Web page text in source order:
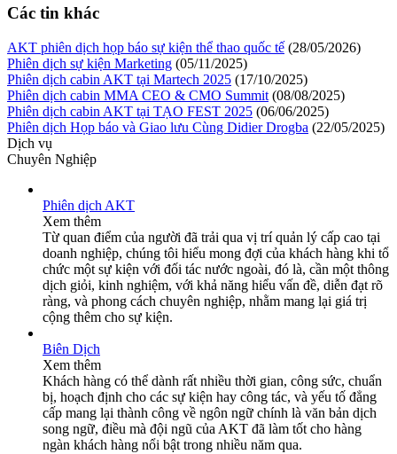
Các tin khác
AKT phiên dịch họp báo sự kiện thể thao quốc tế (28/05/2026)
Phiên dịch sự kiện Marketing (05/11/2025)
Phiên dịch cabin AKT tại Martech 2025 (17/10/2025)
Phiên dịch cabin MMA CEO & CMO Summit (08/08/2025)
Phiên dịch cabin AKT tại TẠO FEST 2025 (06/06/2025)
Phiên dịch Họp báo và Giao lưu Cùng Didier Drogba (22/05/2025)
Dịch vụ
Chuyên Nghiệp
Phiên dịch AKT
Xem thêm
Từ quan điểm của người đã trải qua vị trí quản lý cấp cao tại
doanh nghiệp, chúng tôi hiểu mong đợi của khách hàng khi tổ
chức một sự kiện với đối tác nước ngoài, đó là, cần một thông
dịch giỏi, kinh nghiệm, với khả năng hiểu vấn đề, diễn đạt rõ
ràng, và phong cách chuyên nghiệp, nhằm mang lại giá trị
cộng thêm cho sự kiện.
Biên Dịch
Xem thêm
Khách hàng có thể dành rất nhiều thời gian, công sức, chuẩn
bị, hoạch định cho các sự kiện hay công tác, và yếu tố đẳng
cấp mang lại thành công về ngôn ngữ chính là văn bản dịch
song ngữ, điều mà đội ngũ của AKT đã làm tốt cho hàng
ngàn khách hàng nổi bật trong nhiều năm qua.